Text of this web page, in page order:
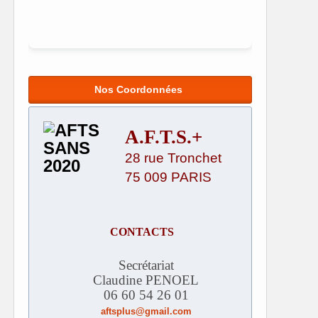
Nos Coordonnées
A.F.T.S.+
28 rue Tronchet
75 009 PARIS
CONTACTS
Secrétariat
Claudine PENOEL
06 60 54 26 01
aftsplus@gmail.com